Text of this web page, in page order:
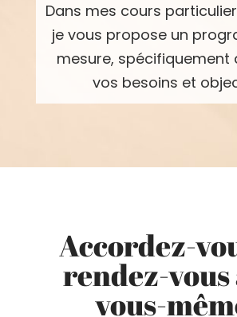
Dans mes cours
je vous propose un
mesure, spécifiquement
vos besoins et
Accordez-
rendez-vous
vous-